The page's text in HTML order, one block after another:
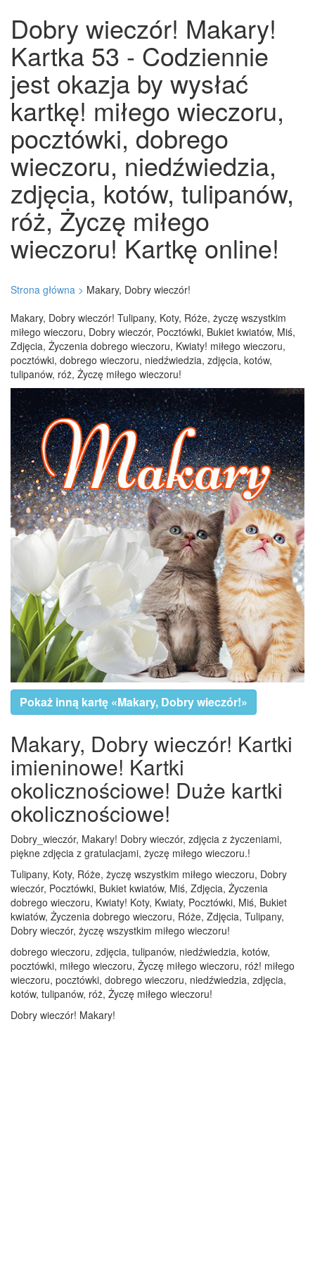
Dobry wieczór! Makary!
Kartka 53 - Codziennie
jest okazja by wysłać
kartkę! miłego wieczoru,
pocztówki, dobrego
wieczoru, niedźwiedzia,
zdjęcia, kotów, tulipanów,
róż, Życzę miłego
wieczoru! Kartkę online!
Strona główna > Makary, Dobry wieczór!
Makary, Dobry wieczór! Tulipany, Koty, Róże, życzę wszystkim
miłego wieczoru, Dobry wieczór, Pocztówki, Bukiet kwiatów, Miś,
Zdjęcia, Życzenia dobrego wieczoru, Kwiaty! miłego wieczoru,
pocztówki, dobrego wieczoru, niedźwiedzia, zdjęcia, kotów,
tulipanów, róż, Życzę miłego wieczoru!
Pokaż inną kartę «Makary, Dobry wieczór!»
Makary, Dobry wieczór! Kartki
imieninowe! Kartki
okolicznościowe! Duże kartki
okolicznościowe!
Dobry_wieczór, Makary! Dobry wieczór, zdjęcia z życzeniami,
piękne zdjęcia z gratulacjami, życzę miłego wieczoru.!
Tulipany, Koty, Róże, życzę wszystkim miłego wieczoru, Dobry
wieczór, Pocztówki, Bukiet kwiatów, Miś, Zdjęcia, Życzenia
dobrego wieczoru, Kwiaty! Koty, Kwiaty, Pocztówki, Miś, Bukiet
kwiatów, Życzenia dobrego wieczoru, Róże, Zdjęcia, Tulipany,
Dobry wieczór, życzę wszystkim miłego wieczoru!
dobrego wieczoru, zdjęcia, tulipanów, niedźwiedzia, kotów,
pocztówki, miłego wieczoru, Życzę miłego wieczoru, róż! miłego
wieczoru, pocztówki, dobrego wieczoru, niedźwiedzia, zdjęcia,
kotów, tulipanów, róż, Życzę miłego wieczoru!
Dobry wieczór! Makary!